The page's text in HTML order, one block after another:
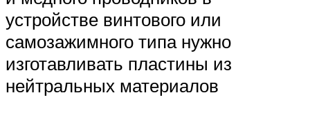
устройстве винтового или
самозажимного типа нужно
изготавливать пластины из
нейтральных материалов